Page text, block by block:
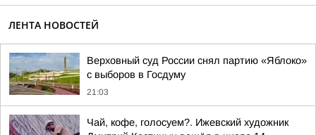
ЛЕНТА НОВОСТЕЙ
Верховный суд России снял партию «Яблоко»
с выборов в Госдуму
21:03
Чай, кофе, голосуем?. Ижевский художник